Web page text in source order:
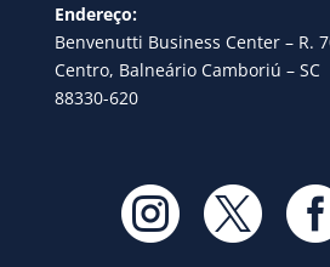
Endereço:
Benvenutti Business Center – R.
Centro, Balneário Camboriú – SC
88330-620
 